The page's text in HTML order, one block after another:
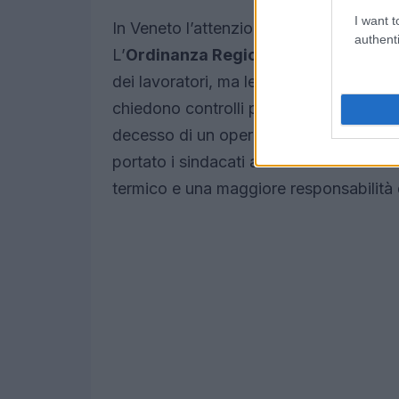
I want
In Veneto l’attenzione si concentra
L’Ordinanza Regionale n. 58 del 16
dei lavoratori, ma le organizzazioni
chiedono controlli più serrati. La
decesso di un operaio avvenuto in un
portato i sindacati a sollecitare
termico e una maggiore